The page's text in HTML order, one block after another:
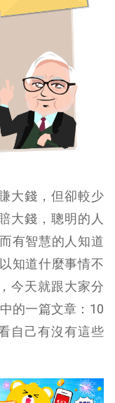
大錢，但卻較少
大錢，聰明的人
有智慧的人知道
知道什麼事情不
今天就跟大家分
中的一篇文章：10
自己有沒有這些